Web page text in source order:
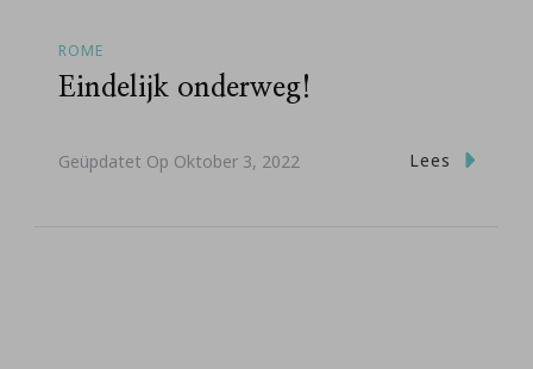
ROME
Eindelijk onderweg!
Geüpdatet Op Oktober 3, 2022 Lees